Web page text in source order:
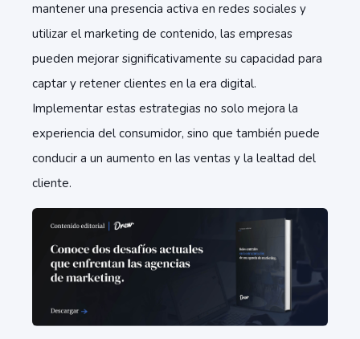
mantener una presencia activa en redes sociales y
utilizar el marketing de contenido, las empresas
pueden mejorar significativamente su capacidad para
captar y retener clientes en la era digital.
Implementar estas estrategias no solo mejora la
experiencia del consumidor, sino que también puede
conducir a un aumento en las ventas y la lealtad del
cliente.